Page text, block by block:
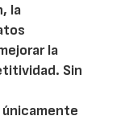
la
la
Sin